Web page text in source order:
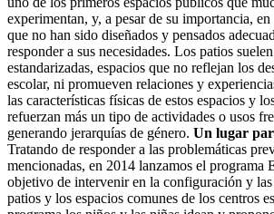
experimentan, y, a pesar de su importancia,
que no han sido diseñados y pensados
responder a sus necesidades. Los patios
estandarizadas, espacios que no reflejan los
escolar, ni promueven relaciones y
las características físicas de estos espacios y
refuerzan más un tipo de actividades o usos
generando jerarquías de género. Un lugar
Tratando de responder a las problemáticas
mencionadas, en 2014 lanzamos el programa
objetivo de intervenir en la configuración y
patios y los espacios comunes de los centros